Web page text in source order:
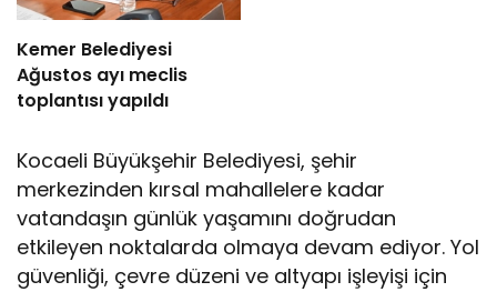
Kemer Belediyesi
Ağustos ayı meclis
toplantısı yapıldı
Kocaeli Büyükşehir Belediyesi, şehir
merkezinden kırsal mahallelere kadar
vatandaşın günlük yaşamını doğrudan
etkileyen noktalarda olmaya devam ediyor. Yol
güvenliği, çevre düzeni ve altyapı işleyişi için